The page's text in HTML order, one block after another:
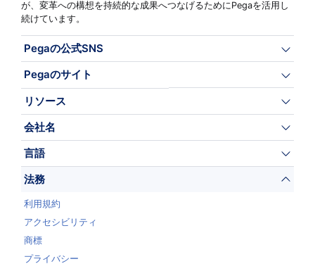
が、変革への構想を持続的な成果へつなげるためにPegaを活用し
続けています。
Pegaの公式SNS
Pegaのサイト
リソース
会社名
言語
法務
利用規約
アクセシビリティ
商標
プライバシー